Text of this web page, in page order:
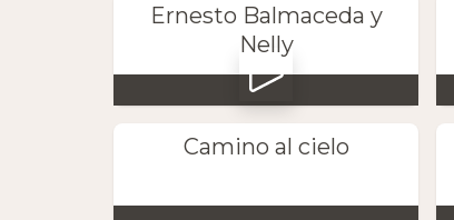
Ernesto Balmaceda y
Nelly
Camino al cielo